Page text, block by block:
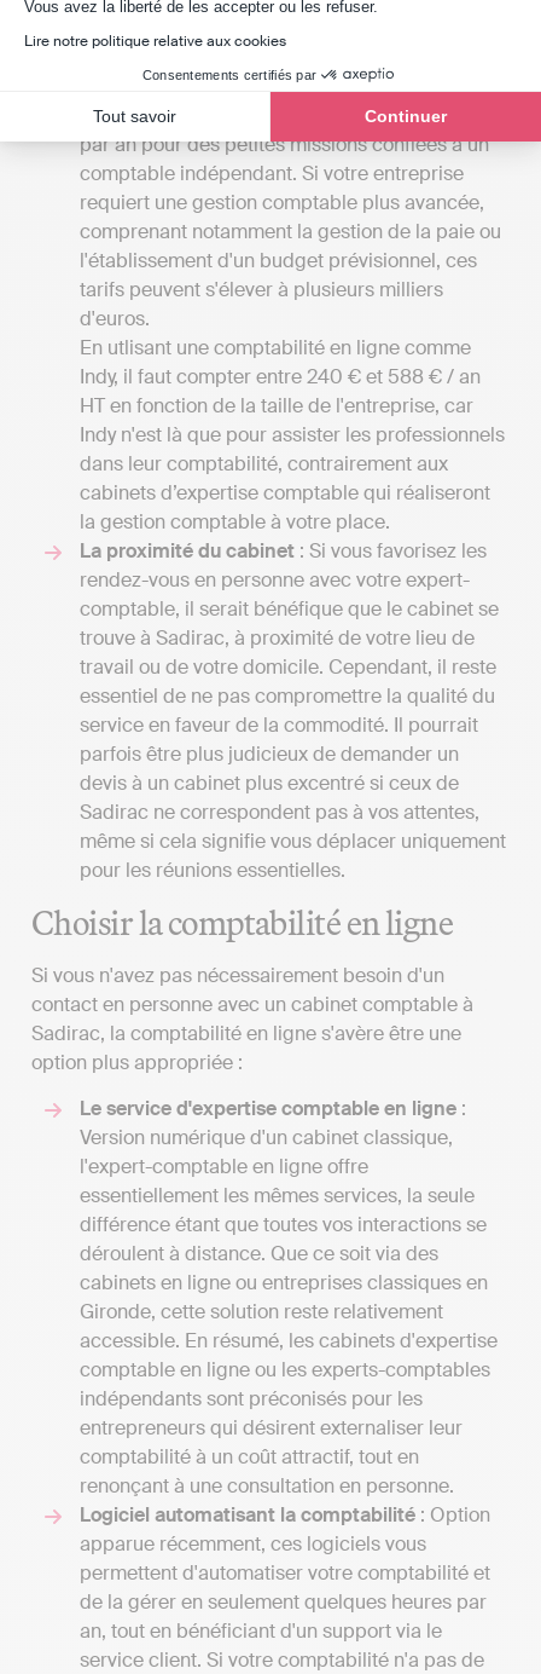
Vous avez la liberté de les accepter ou les refuser.
Lire notre politique relative aux cookies
Consentements certifiés par
Tout savoir Continuer
disponibles à Sadirac.
cabinets d'experts-comptables de Gironde
peuvent débuter à partir de 1000 à 2000 euros
par an pour des petites missions confiées à un
comptable indépendant. Si votre entreprise
requiert une gestion comptable plus avancée,
comprenant notamment la gestion de la paie ou
l'établissement d'un budget prévisionnel, ces
tarifs peuvent s'élever à plusieurs milliers
d'euros.
En utlisant une comptabilité en ligne comme
Indy, il faut compter entre 240 € et 588 € / an
HT en fonction de la taille de l'entreprise, car
Indy n'est là que pour assister les professionnels
dans leur comptabilité, contrairement aux
cabinets d’expertise comptable qui réaliseront
la gestion comptable à votre place.
La proximité du cabinet : Si vous favorisez les
rendez-vous en personne avec votre expert-
comptable, il serait bénéfique que le cabinet se
trouve à Sadirac, à proximité de votre lieu de
travail ou de votre domicile. Cependant, il reste
essentiel de ne pas compromettre la qualité du
service en faveur de la commodité. Il pourrait
parfois être plus judicieux de demander un
devis à un cabinet plus excentré si ceux de
Sadirac ne correspondent pas à vos attentes,
même si cela signifie vous déplacer uniquement
pour les réunions essentielles.
Choisir la comptabilité en ligne
Si vous n'avez pas nécessairement besoin d'un
contact en personne avec un cabinet comptable à
Sadirac, la comptabilité en ligne s'avère être une
option plus appropriée :
Le service d'expertise comptable en ligne :
Version numérique d'un cabinet classique,
l'expert-comptable en ligne offre
essentiellement les mêmes services, la seule
différence étant que toutes vos interactions se
déroulent à distance. Que ce soit via des
cabinets en ligne ou entreprises classiques en
Gironde, cette solution reste relativement
accessible. En résumé, les cabinets d'expertise
comptable en ligne ou les experts-comptables
indépendants sont préconisés pour les
entrepreneurs qui désirent externaliser leur
comptabilité à un coût attractif, tout en
renonçant à une consultation en personne.
Logiciel automatisant la comptabilité : Option
apparue récemment, ces logiciels vous
permettent d'automatiser votre comptabilité et
de la gérer en seulement quelques heures par
an, tout en bénéficiant d'un support via le
service client. Si votre comptabilité n'a pas de